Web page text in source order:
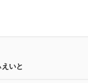
いと